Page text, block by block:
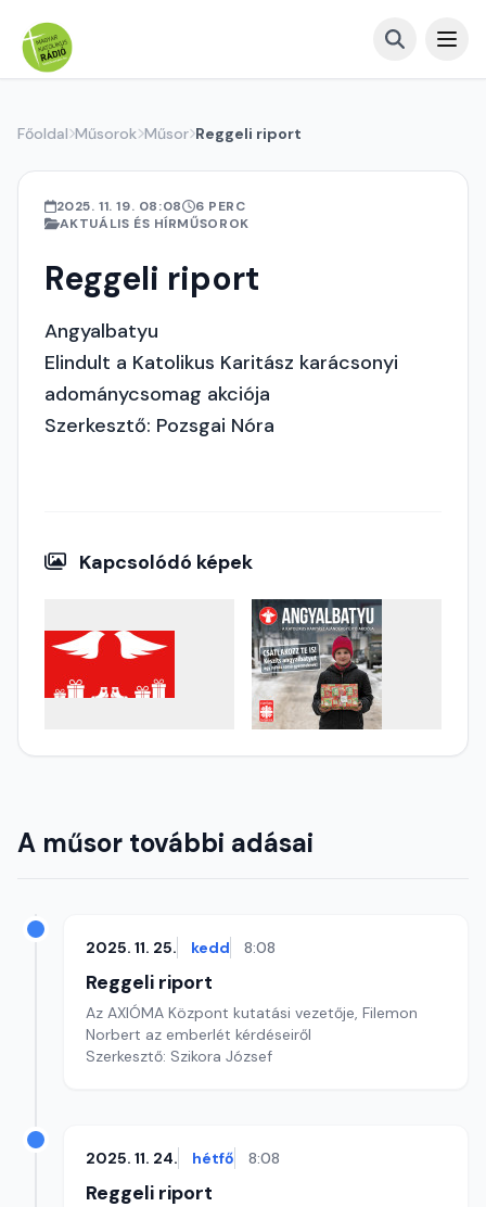
Főoldal Műsorok Műsor Reggeli riport
2025. 11. 19. 08:08
6 PERC
AKTUÁLIS ÉS HÍRMŰSOROK
Reggeli riport
Angyalbatyu
Elindult a Katolikus Karitász karácsonyi
adománycsomag akciója
Szerkesztő: Pozsgai Nóra
Kapcsolódó képek
A műsor további adásai
2025. 11. 25. kedd 8:08
Reggeli riport
Az AXIÓMA Központ kutatási vezetője, Filemon
Norbert az emberlét kérdéseiről
Szerkesztő: Szikora József
2025. 11. 24. hétfő 8:08
Reggeli riport